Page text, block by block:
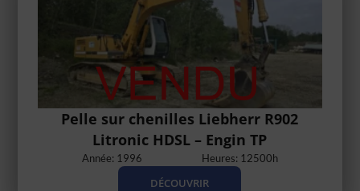
Pelle sur chenilles Liebherr R902
Litronic HDSL – Engin TP
Année: 1996 Heures: 12500h
DÉCOUVRIR